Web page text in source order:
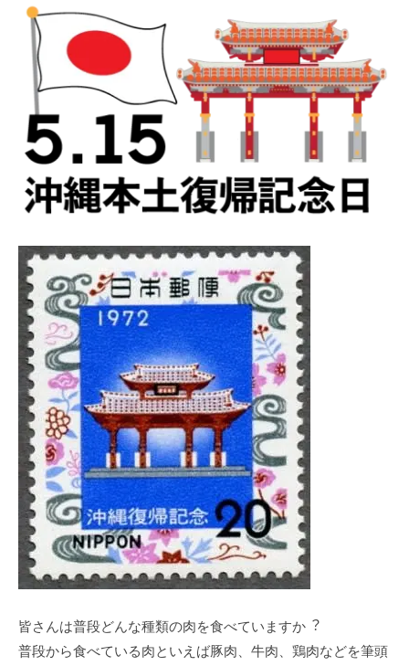
皆さんは普段どんな種類の⾁を⾷べていますか︖
普段から⾷べている⾁といえば豚⾁、⽜⾁、鶏⾁などを筆頭